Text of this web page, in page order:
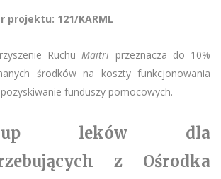
projektu: 121/KARML
RuchuMaitri przeznacza do 10%
środków na koszty funkcjonowania
funduszy pomocowych.
leków dla
z Ośrodka